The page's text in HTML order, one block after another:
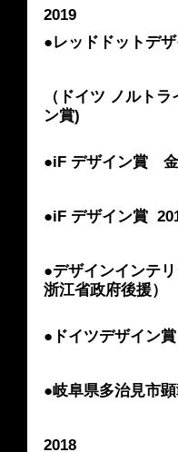
2019
●レッドドットデ
（ドイツ ノルト
ン賞)
●iF デザイン賞　
●iF デザイン賞
●デザインインテ
浙江省政府後援）
●ドイツデザイン
●岐阜県多治見市顕
2018